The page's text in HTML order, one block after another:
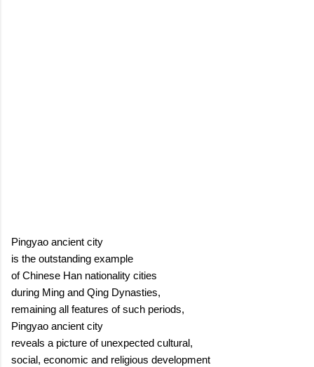
Pingyao ancient city
is the outstanding example
of Chinese Han nationality cities
during Ming and Qing Dynasties,
remaining all features of such periods,
Pingyao ancient city
reveals a picture of unexpected cultural,
social, economic and religious development